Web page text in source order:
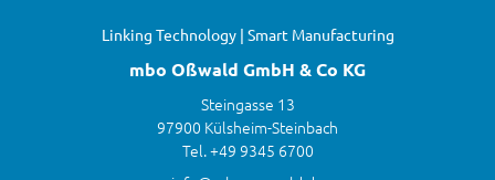
Linking Technology | Smart Manufacturing
mbo Oßwald GmbH & Co KG
Steingasse 13
97900 Külsheim-Steinbach
Tel. +49 9345 6700